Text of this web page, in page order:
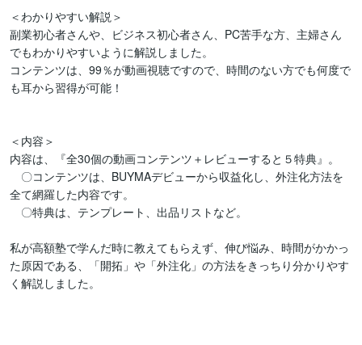
＜わかりやすい解説＞
副業初心者さんや、ビジネス初心者さん、PC苦手な方、主婦さん
でもわかりやすいように解説しました。
コンテンツは、99％が動画視聴ですので、時間のない方でも何度で
も耳から習得が可能！
＜内容＞
内容は、『全30個の動画コンテンツ＋レビューすると５特典』。
〇コンテンツは、BUYMAデビューから収益化し、外注化方法を
全て網羅した内容です。
〇特典は、テンプレート、出品リストなど。
私が高額塾で学んだ時に教えてもらえず、伸び悩み、時間がかかっ
た原因である、「開拓」や「外注化」の方法をきっちり分かりやす
く解説しました。